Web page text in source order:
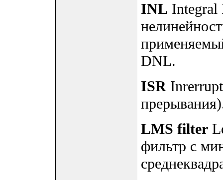
INL Integral
DNL.
ISR
LMS filter
фильтр с